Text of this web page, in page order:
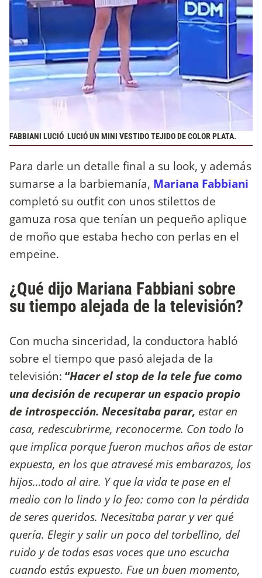
FABBIANI LUCIÓ LUCIÓ UN MINI VESTIDO TEJIDO DE COLOR PLATA.
Para darle un detalle final a su look, y además
sumarse a la barbiemanía, Mariana Fabbiani
completó su outfit con unos stilettos de
gamuza rosa que tenían un pequeño aplique
de moño que estaba hecho con perlas en el
empeine.
¿Qué dijo Mariana Fabbiani sobre
su tiempo alejada de la televisión?
Con mucha sinceridad, la conductora habló
sobre el tiempo que pasó alejada de la
televisión: “Hacer el stop de la tele fue como
una decisión de recuperar un espacio propio
de introspección. Necesitaba parar, estar en
casa, redescubrirme, reconocerme. Con todo lo
que implica porque fueron muchos años de estar
expuesta, en los que atravesé mis embarazos, los
hijos…todo al aire. Y que la vida te pase en el
medio con lo lindo y lo feo: como con la pérdida
de seres queridos. Necesitaba parar y ver qué
quería. Elegir y salir un poco del torbellino, del
ruido y de todas esas voces que uno escucha
cuando estás expuesto. Fue un buen momento,